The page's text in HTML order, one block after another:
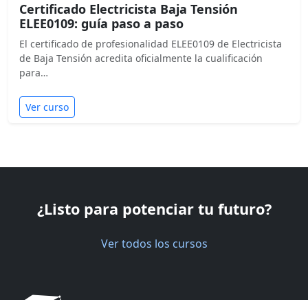
Certificado Electricista Baja Tensión
ELEE0109: guía paso a paso
El certificado de profesionalidad ELEE0109 de Electricista
de Baja Tensión acredita oficialmente la cualificación
para…
Ver curso
¿Listo para potenciar tu futuro?
Ver todos los cursos